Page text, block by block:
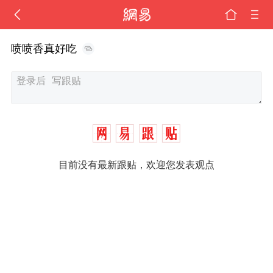
喷喷香真好吃
目前没有最新跟贴，欢迎您发表观点